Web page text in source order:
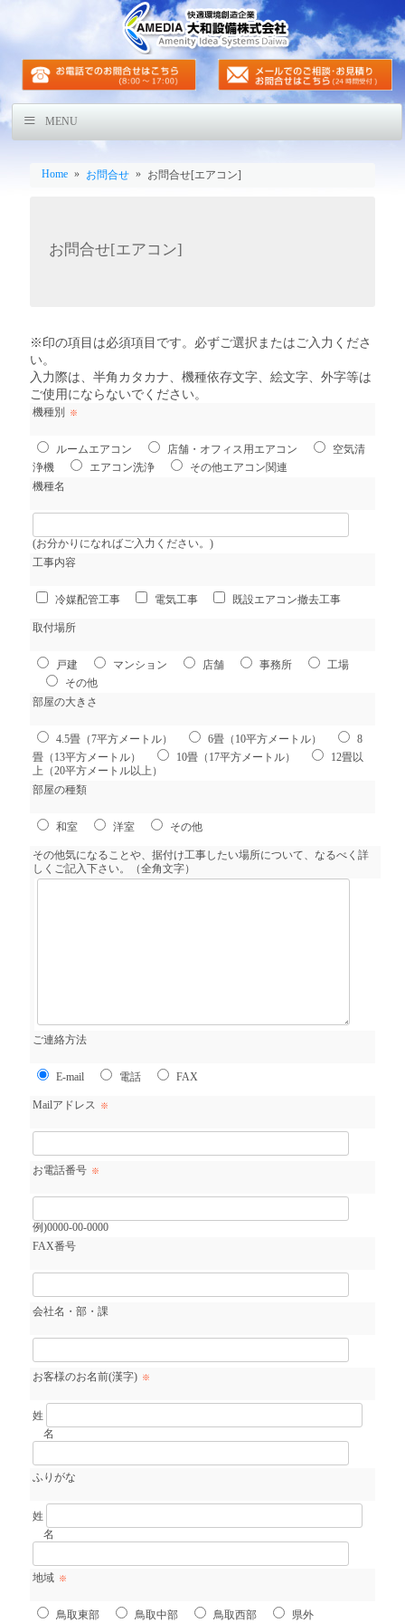
MENU
Home » お問合せ » お問合せ[エアコン]
お問合せ[エアコン]
※印の項目は必須項目です。必ずご選択またはご入力くださ
い。
入力際は、半角カタカナ、機種依存文字、絵文字、外字等は
ご使用にならないでください。
機種別 ※
ルームエアコン 店舗・オフィス用エアコン
空気清
浄機
エアコン洗浄
その他エアコン関連
機種名
(お分かりになればご入力ください。)
工事内容
冷媒配管工事 電気工事 既設エアコン撤去工事
取付場所
戸建 マンション 店舗 事務所
工場
その他
部屋の大きさ
4.5畳（7平方メートル） 6畳（10平方メートル）
8
畳（13平方メートル）
10畳（17平方メートル）
12畳以
上（20平方メートル以上）
部屋の種類
和室 洋室 その他
その他気になることや、据付け工事したい場所について、なるべく詳
しくご記入下さい。
（全角文字）
ご連絡方法
E-mail 電話 FAX
Mailアドレス ※
お電話番号 ※
例)0000-00-0000
FAX番号
会社名・部・課
お客様のお名前(漢字) ※
姓
名
ふりがな
姓
名
地域 ※
鳥取東部 鳥取中部 鳥取西部 県外